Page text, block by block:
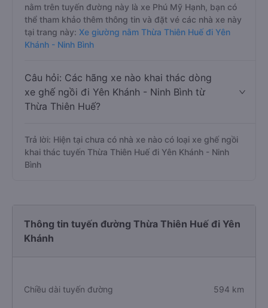
nằm trên tuyến đường này là xe Phú Mỹ Hạnh, bạn có
thể tham khảo thêm thông tin và đặt vé các nhà xe này
tại trang này: Xe giường nằm Thừa Thiên Huế đi Yên
Khánh - Ninh Bình
Câu hỏi: Các hãng xe nào khai thác dòng
xe ghế ngồi đi Yên Khánh - Ninh Bình từ
Thừa Thiên Huế?
Trả lời: Hiện tại chưa có nhà xe nào có loại xe ghế ngồi
khai thác tuyến Thừa Thiên Huế đi Yên Khánh - Ninh
Bình
Thông tin tuyến đường Thừa Thiên Huế đi Yên
Khánh
Chiều dài tuyến đường 594 km